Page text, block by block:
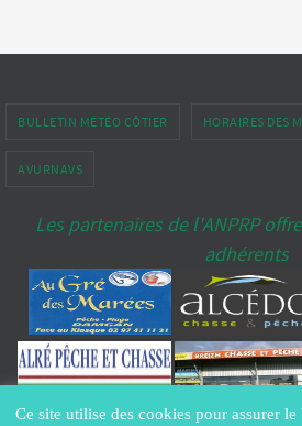
BULLETIN MÉTÉO CÔTIER HORAIRES DES
AVURNAVS
Les partenaires de l'ANPRP
adhérents
Ce site utilise des cookies pour assurer